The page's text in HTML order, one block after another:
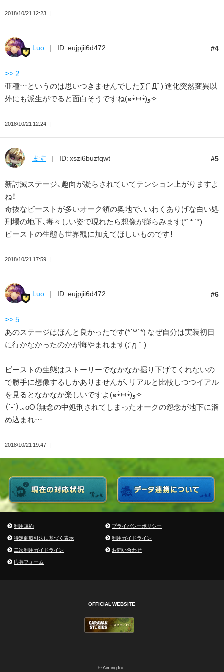
2018/10/21 12:23
4
Luo ID: eujpjii6d472
>> 2
亜種…というのは思いつきませんでした∑(ﾟДﾟ) 進化突然変異以
外にも派生がでると面白そうですね(๑•̀ㅂ•́)و✧
2018/10/21 12:24
5
ます ID: xszi6buzfqwt
新討滅ステージ、趣向が凝らされていてテンション上がりますよ
ね！
奇抜なビーストが多いオーク領の奥地で、いわくありげな白い処
刑場の地下、毒々しい姿で現れたら想像が膨らみます(*´꒳`*)
ビーストの生態も世界観に加えてほしいものです！
2018/10/21 17:59
6
Luo ID: eujpjii6d472
>> 5
あのステージはほんと良かったです(*´꒳`*) なぜ自分は実装初日
に行かなかったのかが悔やまれます(;´д｀)
ビーストの生態はストーリーでなかなか掘り下げてくれないの
で勝手に想像するしかありませんが、リアルと比較しつつイアル
を見るとなかなか楽しいですよ(๑•̀ㅂ•́)و✧
（´-`）.｡oO（無念の中処刑されてしまったオークの怨念が地下に溜
め込まれ…
2018/10/21 19:47
利用規約
プライバシーポリシー
特定商取引法に基づく表示
利用ガイドライン
二次利用ガイドライン
お問い合わせ
応募フォーム
OFFICIAL WEBSITE
© Aiming Inc.